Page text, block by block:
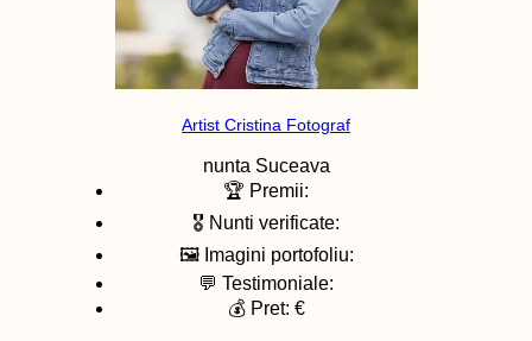
Artist Cristina Fotograf
nunta Suceava
🏆 Premii:
🎖️ Nunti verificate:
🖼️ Imagini portofoliu:
💬 Testimoniale:
💰 Pret: €